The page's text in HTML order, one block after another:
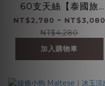
60支天絲【泰國旅
行】 鋪棉床包枕套組
｜100%萊賽爾纖維
NT$2,780 ~ NT$3,080
NT$4,280
加入購物車